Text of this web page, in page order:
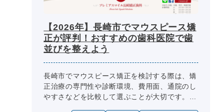
【2026年】長崎市でマウスピース矯
正が評判！おすすめの歯科医院で歯
並びを整えよう
長崎市でマウスピース矯正を検討する際は、矯
正治療の専門性や診断環境、費用面、通院のし
やすさなどを比較して選ぶことが大切です。